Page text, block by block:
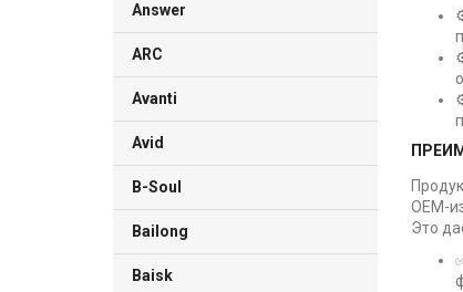
Answer
ARC
Avanti
Avid
B-Soul
Bailong
Baisk
OEM-
Это